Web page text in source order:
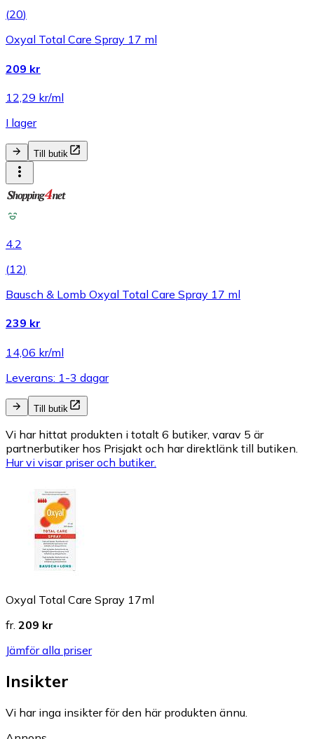
(20)
Oxyal Total Care Spray 17 ml
209 kr
12,29 kr/ml
I lager
Till butik
4.2
(12)
Bausch & Lomb Oxyal Total Care Spray 17 ml
239 kr
14,06 kr/ml
Leverans: 1-3 dagar
Till butik
Vi har hittat produkten i totalt 6 butiker, varav 5 är
partnerbutiker hos Prisjakt och har direktlänk till butiken.
Hur vi visar priser och butiker.
Oxyal Total Care Spray 17ml
fr. 209 kr
Jämför alla priser
Insikter
Vi har inga insikter för den här produkten ännu.